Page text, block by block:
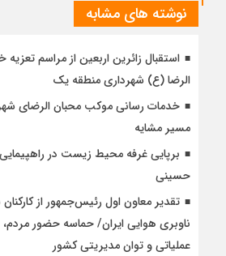
معارض
در
۱۶
نوشته های مشابه
استقبال زائرین اربعین از مراسم
الرضا (ع) شهرداری منطقه یک
مسیر مشایه
برپایی غرفه محیط زیست در راهپیمایی
حسینی
تقدیر معاون اول رئیس‌جمهور از
ناوبری هوایی ایران/ حماسه حضور مردم،
عملیاتی و توان مدیریتی کشور